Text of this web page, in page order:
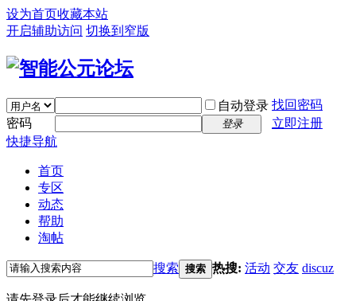
设为首页收藏本站
开启辅助访问 切换到窄版
自动登录 找回密码
密码
登录
立即注册
快捷导航
首页
专区
动态
帮助
淘帖
搜索 搜索 热搜: 活动 交友 discuz